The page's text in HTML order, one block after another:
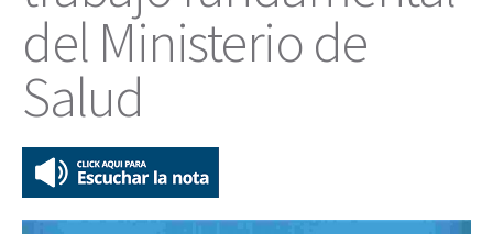
del Ministerio de
Salud